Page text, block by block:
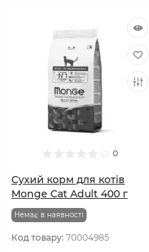
0
Сухий корм для котів
Monge Cat Adult 400 г
Немає в наявності
Код товару: 70004985